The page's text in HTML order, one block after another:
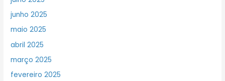
junho 2025
maio 2025
abril 2025
março 2025
fevereiro 2025